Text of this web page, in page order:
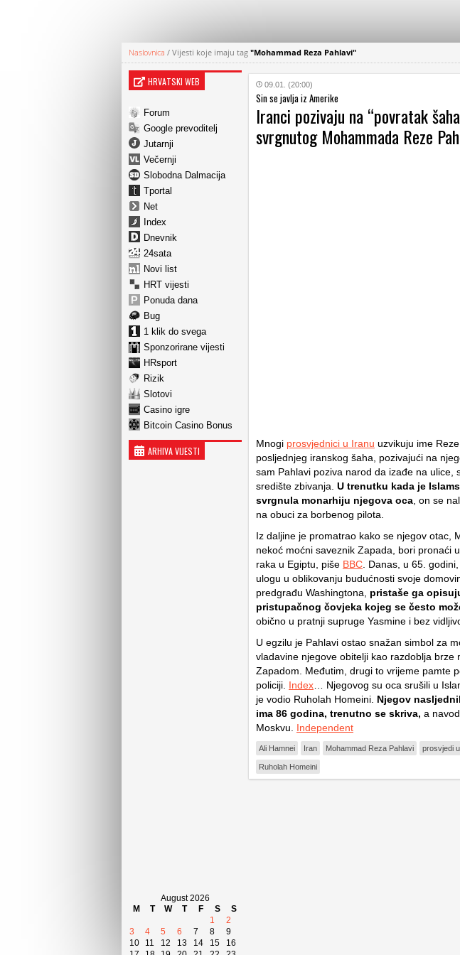
Naslovnica / Vijesti koje imaju tag "Mohammad Reza Pahlavi"
HRVATSKI WEB
Forum
Google prevoditelj
Jutarnji
Večernji
Slobodna Dalmacija
Tportal
Net
Index
Dnevnik
24sata
Novi list
HRT vijesti
Ponuda dana
Bug
1 klik do svega
Sponzorirane vijesti
HRsport
Rizik
Slotovi
Casino igre
Bitcoin Casino Bonus
ARHIVA VIJESTI
August 2026
M
T W T F S
S
1
2
3
4 5 6 7 8
9
10
11 12 13 14 15
16
09.01. (20:00)
Sin se javlja iz Amerike
Iranci pozivaju na “povratak
svrgnutog Mohammada Reze
Mnogi prosvjednici u Iranu uzvikuju ime
posljednjeg iranskog šaha, pozivajući na
sam Pahlavi poziva narod da izađe na ulice,
središte zbivanja. U trenutku kada je
svrgnula monarhiju njegova oca , on se
na obuci za borbenog pilota.
Iz daljine je promatrao kako se njegov otac,
nekoć moćni saveznik Zapada, bori pronaći
raka u Egiptu, piše BBC . Danas, u 65.
ulogu u oblikovanju budućnosti svoje
predgrađu Washingtona, pristaše ga
pristupačnog čovjeka kojeg se često
obično u pratnji supruge Yasmine i bez
U egzilu je Pahlavi ostao snažan simbol za
vladavine njegove obitelji kao razdoblja brze
Zapadom. Međutim, drugi to vrijeme pamte
policiji. Index … Njegovog su oca srušili u
je vodio Ruholah Homeini. Njegov
ima 86 godina, trenutno se skriva, a
Moskvu. Independent
Ali Hamnei Iran Mohammad Reza Pahlavi prosvjedi
Ruholah Homeini